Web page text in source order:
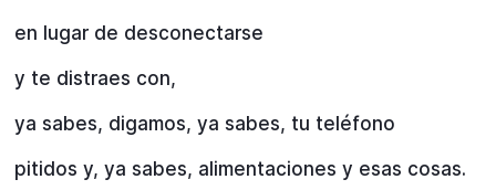
en lugar de desconectarse
y te distraes con,
ya sabes, digamos, ya sabes, tu teléfono
pitidos y, ya sabes, alimentaciones y esas cosas.